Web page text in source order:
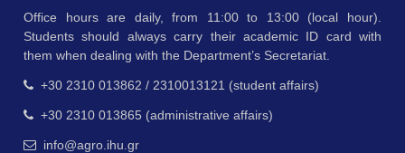
Office hours are daily, from 11:00 to 13:00 (local hour).
Students should always carry their academic ID card with
them when dealing with the Department’s Secretariat.
+30 2310 013862 / 2310013121 (student affairs)
+30 2310 013865 (administrative affairs)
info@agro.ihu.gr